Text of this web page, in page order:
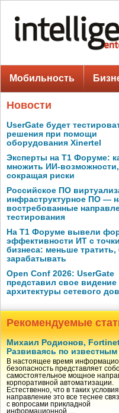
Мобильность
Новости
UserGate будет
решения при помощи
оборудования Xinertel
Эксперты на Т1 Форуме:
множить ИИ-возможности,
сокращая риски
Российское ПО
инфраструктурное ПО —
востребованные
тестирования
На Т1 Форуме вывели
эффективности ИТ с
бизнеса: меньше
зарабатывать
Open Conf 2026: UserGate
представил свое видение
архитектуры сетевого
Рекомендуемые
Михаил Родионов,
Развиваясь по известным
В настоящее время
безопасность представляет
самостоятельное мощное
корпоративной автоматизации.
Естественно, что в таких
направление это все теснее
с вопросами прикладной
информационной …